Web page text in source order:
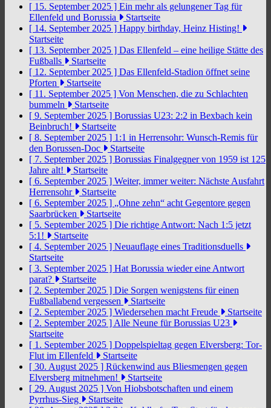
[ 15. September 2025 ] Ein mehr als gelungener Tag für
Ellenfeld und Borussia
Startseite
[ 14. September 2025 ] Happy birthday, Heinz Histing!
Startseite
[ 13. September 2025 ] Das Ellenfeld – eine heilige Stätte des
Fußballs
Startseite
[ 12. September 2025 ] Das Ellenfeld-Stadion öffnet seine
Pforten
Startseite
[ 11. September 2025 ] Von Menschen, die zu Schlachten
bummeln
Startseite
[ 9. September 2025 ] Borussias U23: 2:2 in Bexbach kein
Beinbruch!
Startseite
[ 8. September 2025 ] 1:1 in Herrensohr: Wunsch-Remis für
den Borussen-Doc
Startseite
[ 7. September 2025 ] Borussias Finalgegner von 1959 ist 125
Jahre alt!
Startseite
[ 6. September 2025 ] Weiter, immer weiter: Nächste Ausfahrt
Herrensohr
Startseite
[ 6. September 2025 ] „Ohne zehn“ acht Gegentore gegen
Saarbrücken
Startseite
[ 5. September 2025 ] Die richtige Antwort: Nach 1:5 jetzt
5:1!
Startseite
[ 4. September 2025 ] Neuauflage eines Traditionsduells
Startseite
[ 3. September 2025 ] Hat Borussia wieder eine Antwort
parat?
Startseite
[ 2. September 2025 ] Die Sorgen wenigstens für einen
Fußballabend vergessen
Startseite
[ 2. September 2025 ] Wiedersehen macht Freude
Startseite
[ 2. September 2025 ] Alle Neune für Borussias U23
Startseite
[ 1. September 2025 ] Doppelspieltag gegen Elversberg: Tor-
Flut im Ellenfeld
Startseite
[ 30. August 2025 ] Rückenwind aus Bliesmengen gegen
Elversberg mitnehmen!
Startseite
[ 29. August 2025 ] Von Hiobsbotschaften und einem
Pyrrhus-Sieg
Startseite